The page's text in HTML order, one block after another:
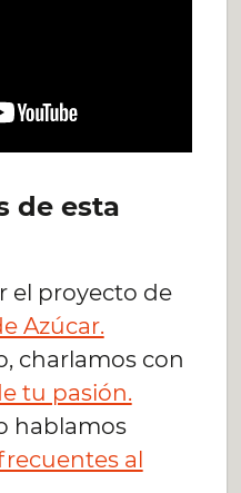
de esta
el proyecto de
Azúcar.
charlamos con
tu pasión.
hablamos
al